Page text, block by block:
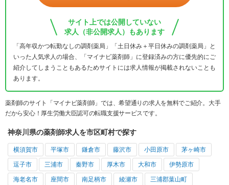
サイト上では公開していない
求人（非公開求人）もあります
「高年収かつ転勤なしの調剤薬局」「土日休み＋平日休みの調剤薬局」と
いった人気求人の場合、「マイナビ薬剤師」に登録済みの方に優先的にご
紹介してしまうこともあるためサイトには求人情報が掲載されないことも
あります。
薬剤師のサイト「マイナビ薬剤師」では、希望通りの求人を無料でご紹介。大手
だから安心！厚生労働大臣認可の転職支援サービスです。
神奈川県の薬剤師求人を市区町村で探す
横須賀市 平塚市 鎌倉市 藤沢市 小田原市 茅ヶ崎市
逗子市 三浦市 秦野市 厚木市 大和市 伊勢原市
海老名市 座間市 南足柄市 綾瀬市 三浦郡葉山町